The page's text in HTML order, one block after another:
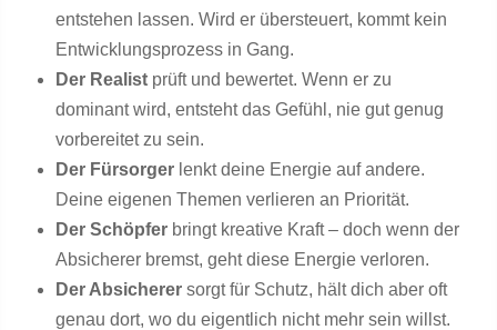
entstehen lassen. Wird er übersteuert, kommt kein
Entwicklungsprozess in Gang.
Der Realist prüft und bewertet. Wenn er zu
dominant wird, entsteht das Gefühl, nie gut genug
vorbereitet zu sein.
Der Fürsorger lenkt deine Energie auf andere.
Deine eigenen Themen verlieren an Priorität.
Der Schöpfer bringt kreative Kraft – doch wenn der
Absicherer bremst, geht diese Energie verloren.
Der Absicherer sorgt für Schutz, hält dich aber oft
genau dort, wo du eigentlich nicht mehr sein willst.